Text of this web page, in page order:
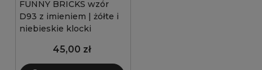
FUNNY BRICKS wzór
D93 z imieniem | żółte i
niebieskie klocki
45,00 zł